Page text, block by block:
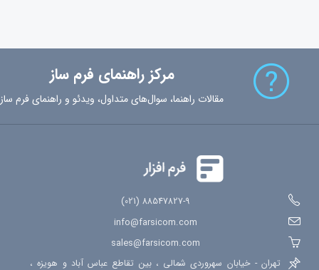
مرکز راهنمای فرم ساز
مقالات راهنما، سوال‌های متداول، ویدئو و راهنمای فرم ساز
88547827-9 (021)
info@farsicom.com
sales@farsicom.com
تهران - خیابان سهروردی شمالی ، بین تقاطع عباس آباد و هویزه ،